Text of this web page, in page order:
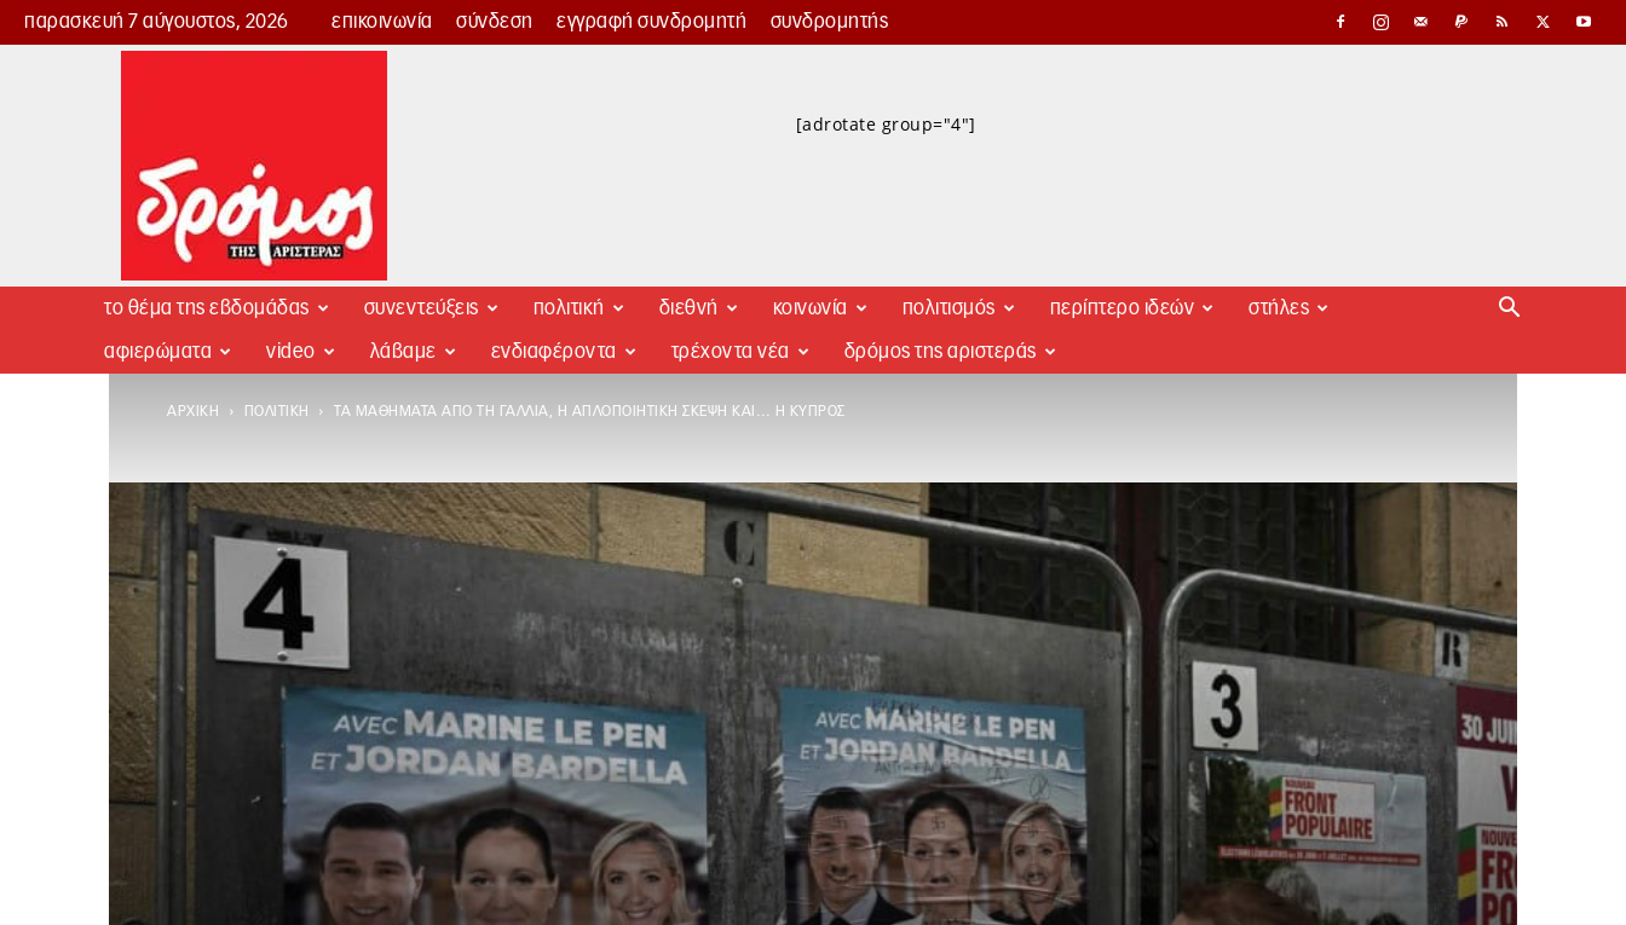
παρασκευή 7 αύγουστος, 2026 επικοινωνία σύνδεση εγγραφή συνδρομητή συνδρομητής
Δρόμος
[adrotate group="4"]
το θέμα της εβδομάδας συνεντεύξεις πολιτική διεθνή κοινωνία πολιτισμός περίπτερο ιδεών στήλες
αφιερώματα video λάβαμε ενδιαφέροντα τρέχοντα νέα δρόμος της αριστεράς
ΑΡΧΙΚΉ ΠΟΛΙΤΙΚΉ ΤΑ ΜΑΘΉΜΑΤΑ ΑΠΌ ΤΗ ΓΑΛΛΊΑ, Η ΑΠΛΟΠΟΙΗΤΙΚΉ ΣΚΈΨΗ ΚΑΙ… Η ΚΎΠΡΟΣ